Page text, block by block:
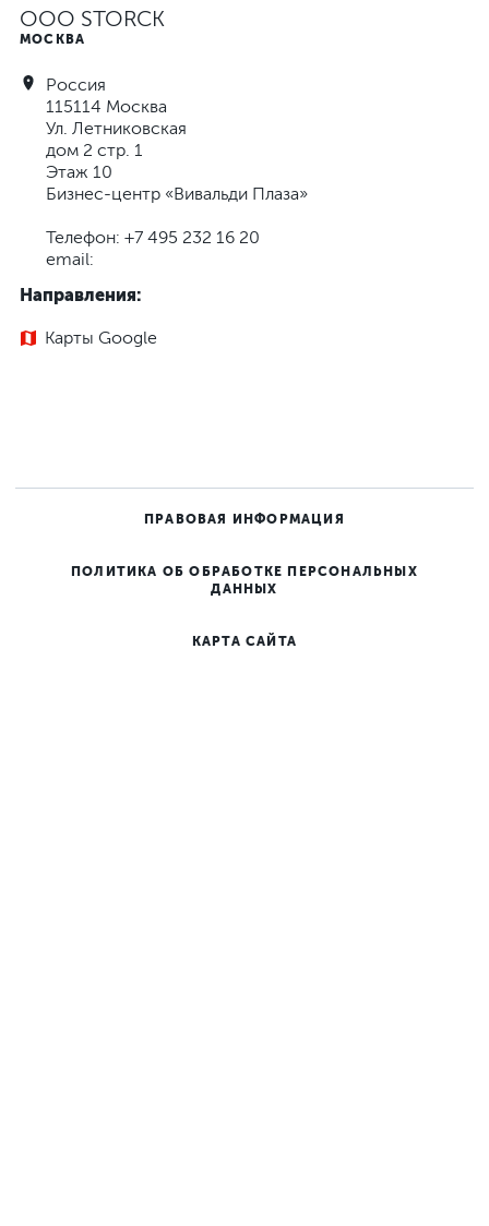
ООО STORCK
МОСКВА
Россия
115114 Москва
Ул. Летниковская
дом 2 стр. 1
Этаж 10
Бизнес-центр «Вивальди Плаза»
Телефон: +7 495 232 16 20
email:
Направления:
Карты Google
ПРАВОВАЯ ИНФОРМАЦИЯ
ПОЛИТИКА ОБ ОБРАБОТКЕ ПЕРСОНАЛЬНЫХ
ДАННЫХ
КАРТА САЙТА